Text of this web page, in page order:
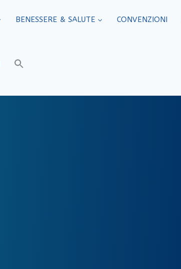
BENESSERE & SALUTE CONVENZIONI